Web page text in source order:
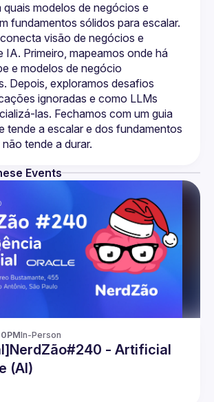
quais modelos de negócios e
visão de negócios e
IA. Primeiro, mapeamos onde há
e modelos de negócio
Depois, exploramos desafios
ignoradas e como LLMs
las. Fechamos com um guia
tende a escalar e dos fundamentos
Events
In-Person
- Artificial
(AI)